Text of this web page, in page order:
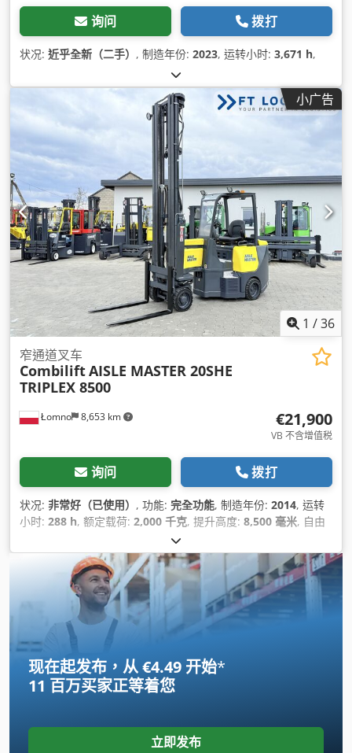
询问 拨打
状况: 近乎全新（二手） , 制造年份: 2023, 运转小时: 3,671 h,
小广告
1 /36
Łomno 8,653 km
窄通道叉车
CombiliftAISLE MASTER 20SHE
TRIPLEX 8500
€21,900
VB 不含增值税
询问 拨打
状况: 非常好（已使用） , 功能: 完全功能, 制造年份: 2014, 运转
小时: 288 h, 额定载荷: 2,000 千克, 提升高度: 8,500 毫米, 自由
600 毫米
型:三重式 (triplex), 建筑高度:3,950 毫米, 发动机制造商:
ELECTRIC, 齿轮类型:自动, 叉架宽度: 1,000 毫米, 叉长:1,150
, 叉宽:100 毫米, 叉的厚度:40 毫米 , 轮胎状况:100 百分比
前轮轮胎类型: 实心轮胎（黑色） , 前轮轮胎规格:16 1/4 x 7 x
11 1/4 , 后轮轮胎类型:实心轮胎（黑色）, 后轮轮胎尺寸:
x 12 1/8
, 总重量:8,900 千克
2,250 毫米
设备:CE标志, 侧移, 前防护装置, 头部防护罩, 托盘叉, 照明
现在起发布，从 €4.49 开始*
11 百万买家正等着您
立即发布